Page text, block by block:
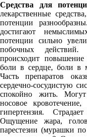
Средства для
лекарственные
потенции
достигают
потенции сильно
побочных действий.
происходит повышение
боли в сердце, боли в
Часть препаратов
сердечно-сосудистую
спокойно жить. Могут
носовое кровотечение,
гипертензия.
Ощущение жара,
парестезии (мурашки